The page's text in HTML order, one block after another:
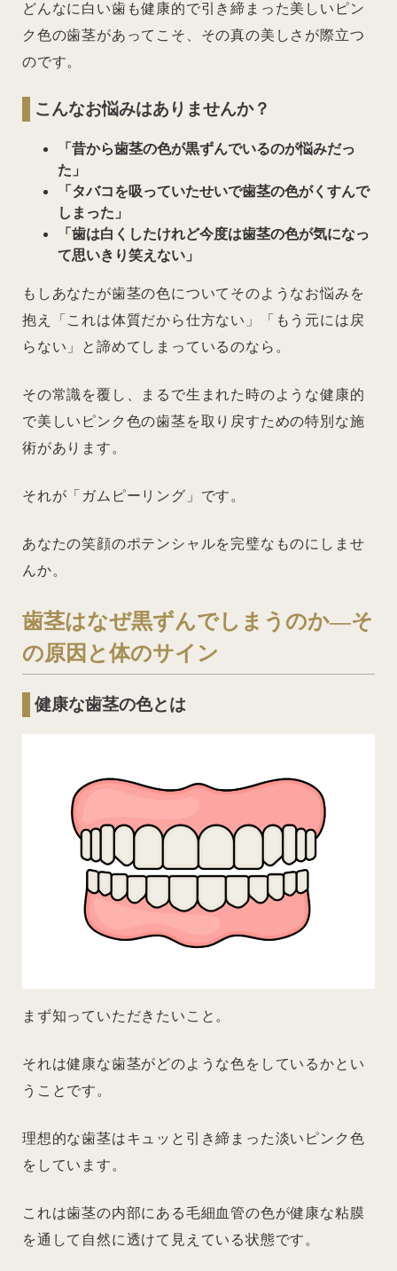
どんなに白い歯も健康的で引き締まった美しいピン
ク色の歯茎があってこそ、その真の美しさが際立つ
のです。
こんなお悩みはありませんか？
「昔から歯茎の色が黒ずんでいるのが悩みだっ
た」
「タバコを吸っていたせいで歯茎の色がくすんで
しまった」
「歯は白くしたけれど今度は歯茎の色が気になっ
て思いきり笑えない」
もしあなたが歯茎の色についてそのようなお悩みを
抱え「これは体質だから仕方ない」「もう元には戻
らない」と諦めてしまっているのなら。
その常識を覆し、まるで生まれた時のような健康的
で美しいピンク色の歯茎を取り戻すための特別な施
術があります。
それが「ガムピーリング」です。
あなたの笑顔のポテンシャルを完璧なものにしませ
んか。
歯茎はなぜ黒ずんでしまうのか―そ
の原因と体のサイン
健康な歯茎の色とは
まず知っていただきたいこと。
それは健康な歯茎がどのような色をしているかとい
うことです。
理想的な歯茎はキュッと引き締まった淡いピンク色
をしています。
これは歯茎の内部にある毛細血管の色が健康な粘膜
を通して自然に透けて見えている状態です。